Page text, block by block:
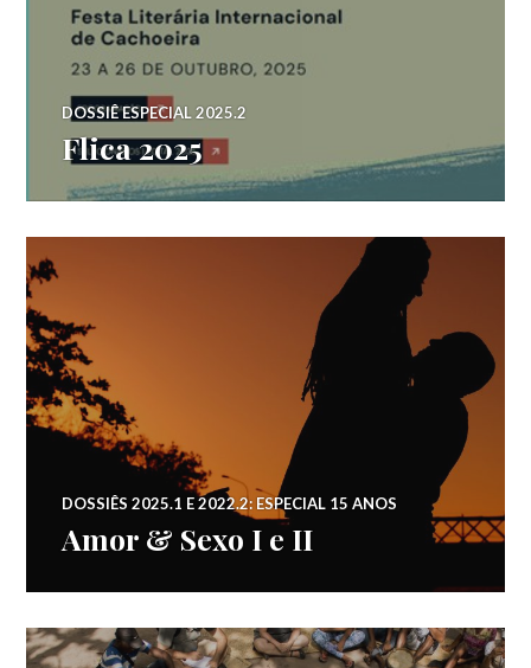
DOSSIÊ ESPECIAL 2025.2
Flica 2025
DOSSIÊS 2025.1 E 2022.2: ESPECIAL 15 ANOS
Amor & Sexo I e II